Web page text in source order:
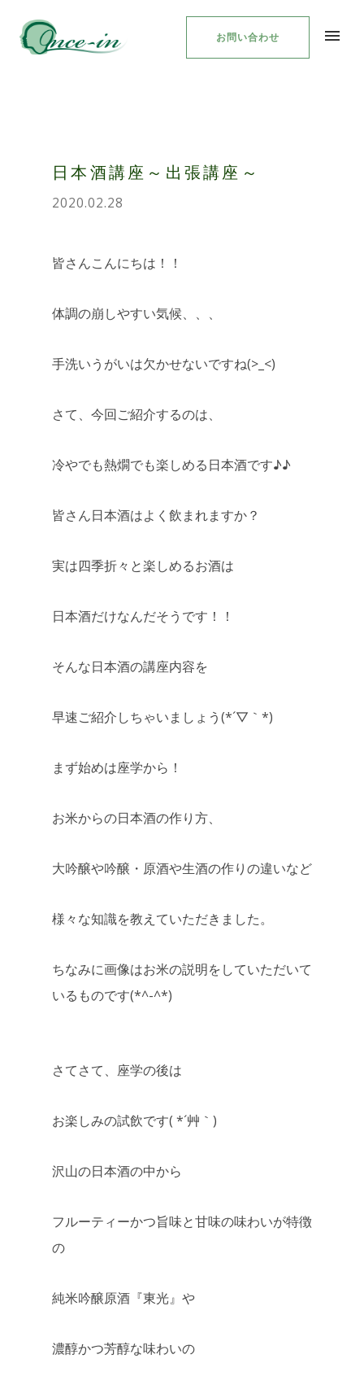
お問い合わせ
日本酒講座～出張講座～
2020.02.28
皆さんこんにちは！！
体調の崩しやすい気候、、、
手洗いうがいは欠かせないですね(>_<)
さて、今回ご紹介するのは、
冷やでも熱燗でも楽しめる日本酒です♪♪
皆さん日本酒はよく飲まれますか？
実は四季折々と楽しめるお酒は
日本酒だけなんだそうです！！
そんな日本酒の講座内容を
早速ご紹介しちゃいましょう(*´▽｀*)
まず始めは座学から！
お米からの日本酒の作り方、
大吟醸や吟醸・原酒や生酒の作りの違いなど
様々な知識を教えていただきました。
ちなみに画像はお米の説明をしていただいて
いるものです(*^-^*)
さてさて、座学の後は
お楽しみの試飲です( *´艸｀)
沢山の日本酒の中から
フルーティーかつ旨味と甘味の味わいが特徴
の
純米吟醸原酒『東光』や
濃醇かつ芳醇な味わいの